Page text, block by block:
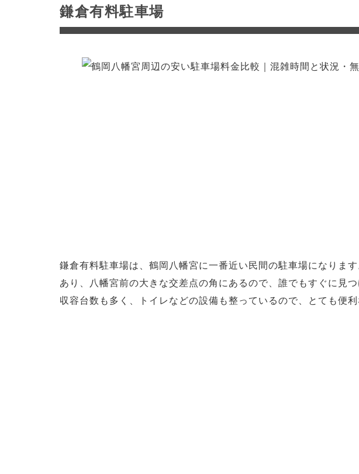
鎌倉有料駐車場
鎌倉有料駐車場は、鶴岡八幡宮に一番近い民間の駐車場になりま
あり、八幡宮前の大きな交差点の角にあるので、誰でもすぐに見つ
収容台数も多く、トイレなどの設備も整っているので、とても便利